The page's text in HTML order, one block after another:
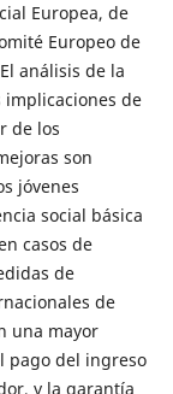
Europea, de
Europeo de
análisis de la
de
de los
son
jóvenes
social básica
casos de
de
de
una mayor
pago del ingreso
y la garantía